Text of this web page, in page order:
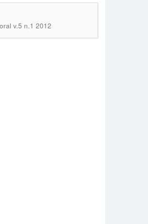
v.5 n.1 2012